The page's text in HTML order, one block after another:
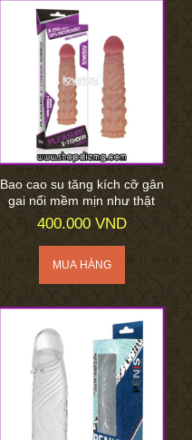
Bao cao su tăng kích cỡ gân
gai nổi mềm mịn như thật
400.000 VND